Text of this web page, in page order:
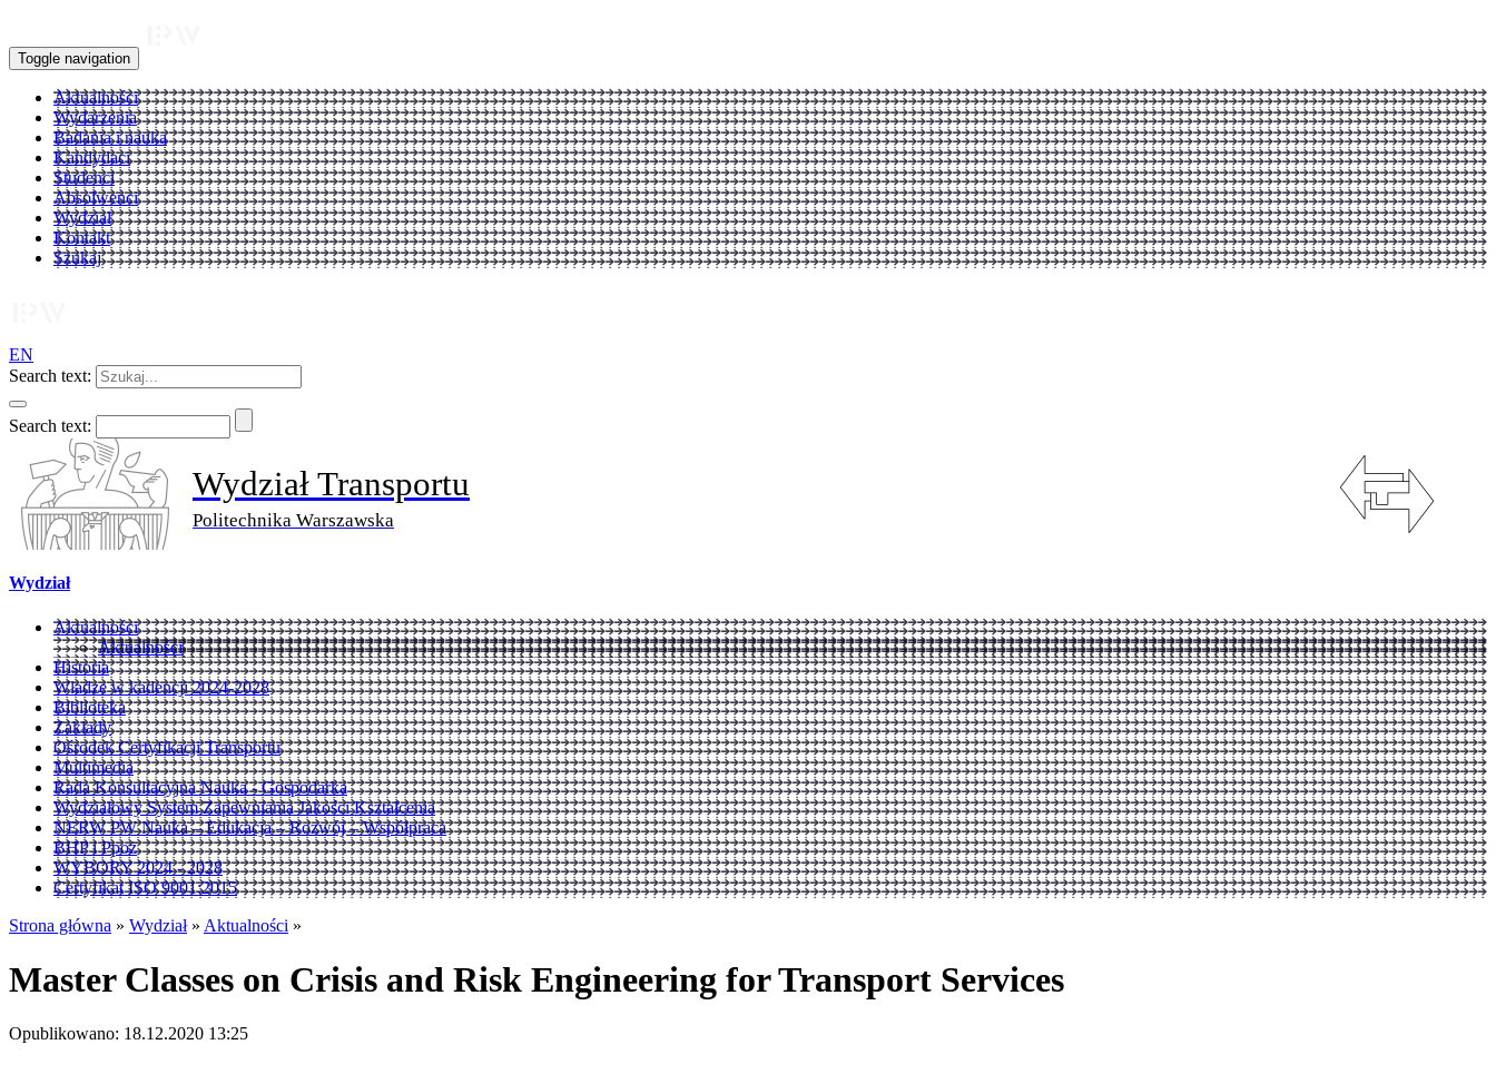
Toggle navigation
Aktualności
Wydarzenia
Badania i nauka
Kandydaci
Studenci
Absolwenci
Wydział
Kontakt
Szukaj
EN
Search text:
Search text:
Wydział Transportu
Politechnika Warszawska
Wydział
Aktualności
Aktualności
Historia
Władze w kadencji 2024-2028
Biblioteka
Zakłady
Ośrodek Certyfikacji Transportu
Multimedia
Rada Konsultacyjna Nauka - Gospodarka
Wydziałowy System Zapewniania Jakości Kształcenia
NERW PW Nauka – Edukacja – Rozwój – Współpraca
BHP i Ppoż
WYBORY 2024 - 2028
Certyfikat ISO 9001:2015
Strona główna » Wydział » Aktualności »
Master Classes on Crisis and Risk Engineering for Transport Services
Opublikowano: 18.12.2020 13:25